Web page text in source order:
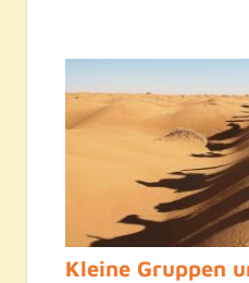
Kleine Gruppen